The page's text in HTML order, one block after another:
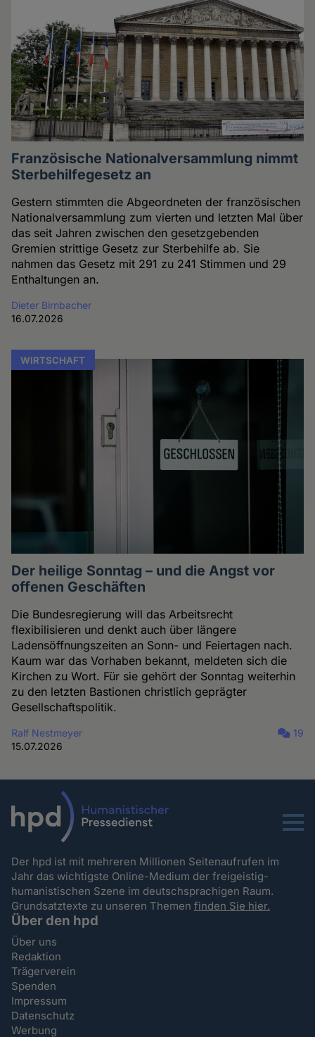
Französische Nationalversammlung nimmt
Sterbehilfegesetz an
Gestern stimmten die Abgeordneten der französischen
Nationalversammlung zum vierten und letzten Mal über
das seit Jahren zwischen den gesetzgebenden
Gremien strittige Gesetz zur Sterbehilfe ab. Sie
nahmen das Gesetz mit 291 zu 241 Stimmen und 29
Enthaltungen an.
Dieter Birnbacher
16.07.2026
WIRTSCHAFT
Der heilige Sonntag – und die Angst vor
offenen Geschäften
Die Bundesregierung will das Arbeitsrecht
flexibilisieren und denkt auch über längere
Ladensöffnungszeiten an Sonn- und Feiertagen nach.
Kaum war das Vorhaben bekannt, meldeten sich die
Kirchen zu Wort. Für sie gehört der Sonntag weiterhin
zu den letzten Bastionen christlich geprägter
Gesellschaftspolitik.
Ralf Nestmeyer
15.07.2026
19
Menu
Der hpd ist mit mehreren Millionen Seitenaufrufen im
Jahr das wichtigste Online-Medium der freigeistig-
humanistischen Szene im deutschsprachigen Raum.
Grundsatztexte zu unseren Themenfinden Sie hier.
Über den hpd
Über uns
Redaktion
Trägerverein
Spenden
Impressum
Datenschutz
Werbung